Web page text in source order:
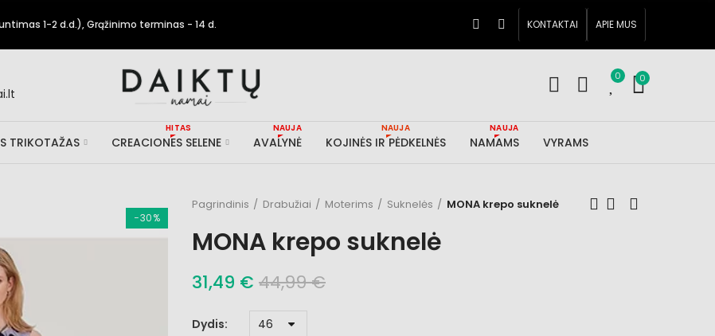
1-2 d.d.), Grąžinimo terminas - 14 d. KONTAKTAI APIE MUS
0 0
TRIKOTAŽAS CREACIONES SELENE
HITAS
AVALYNĖ
NAUJA
KOJINĖS IR PĖDKELNĖS
NAUJA
NAMAMS
NAUJA
VYRAMS
−30%
Pagrindinis Drabužiai Moterims Suknelės MONA krepo suknelė
MONA krepo suknelė
31,49 € 44,99 €
Dydis